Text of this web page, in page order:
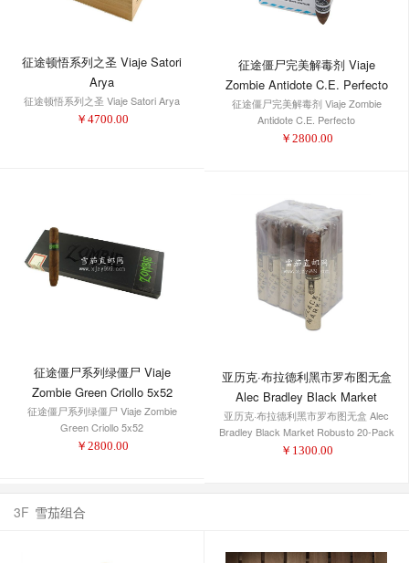
征途顿悟系列之圣 Viaje Satori
Arya
征途顿悟系列之圣 Viaje Satori Arya
￥ 4700.00
征途僵尸完美解毒剂 Viaje
Zombie Antidote C.E. Perfecto
征途僵尸完美解毒剂 Viaje Zombie
Antidote C.E. Perfecto
￥ 2800.00
征途僵尸系列绿僵尸 Viaje
Zombie Green Criollo 5x52
征途僵尸系列绿僵尸 Viaje Zombie
Green Criollo 5x52
￥ 2800.00
亚历克·布拉德利黑市罗布图无盒
Alec Bradley Black Market
Robusto 20-Pack
亚历克·布拉德利黑市罗布图无盒 Alec
Bradley Black Market Robusto 20-Pack
￥ 1300.00
3F 雪茄组合